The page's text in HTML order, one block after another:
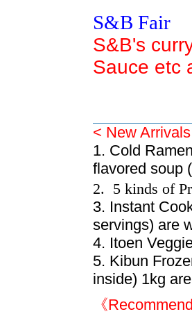
S&B Fair
S&B's
Sauce etc
< New
1. Cold
flavored
2. 5 kinds of
3. Instant
servings) are
4. Itoen
5. Kibun
inside) 1kg
《